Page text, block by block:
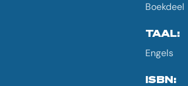
Boekdeel
TAAL:
Engels
ISBN: